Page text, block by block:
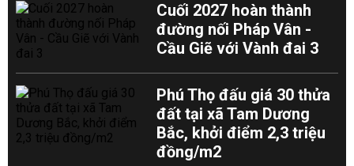
Cuối 2027 hoàn thành
đường nối Pháp Vân -
Cầu Giẽ với Vành đai 3
Phú Thọ đấu giá 30 thửa
đất tại xã Tam Dương
Bắc, khởi điểm 2,3 triệu
đồng/m2